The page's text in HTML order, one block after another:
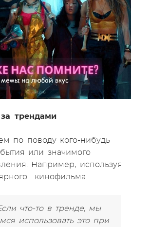
трендами
по поводу кого-нибудь
или значимого
Например, используя
кинофильма.
что-то в тренде, мы
использовать это при